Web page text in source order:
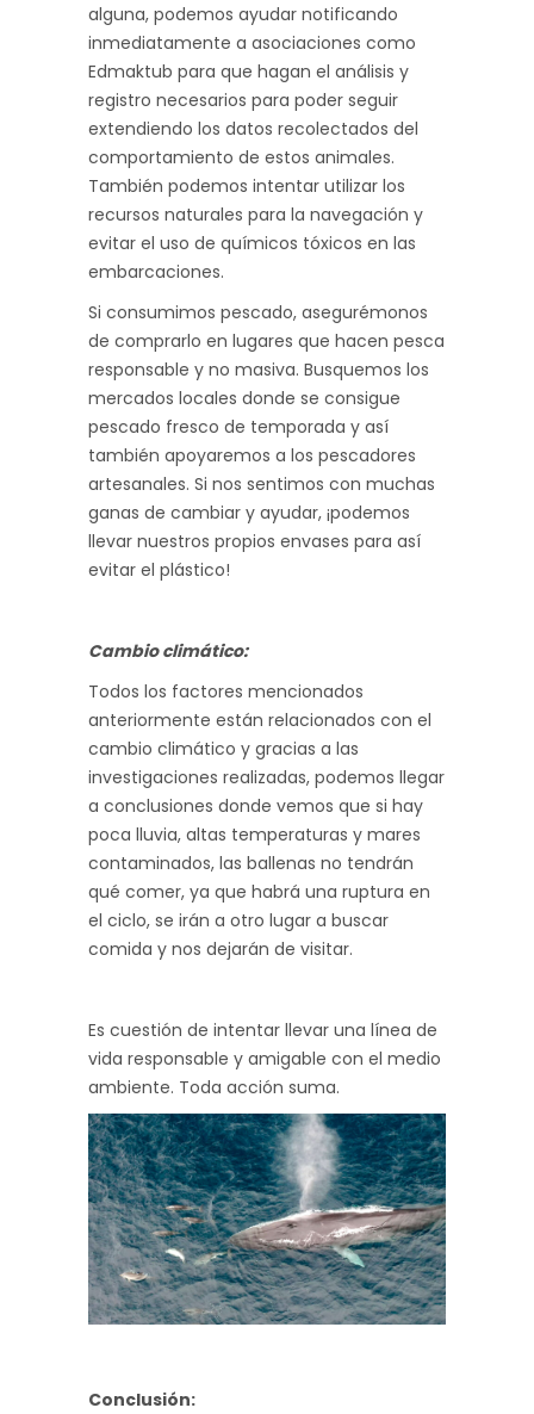
alguna, podemos ayudar notificando
inmediatamente a asociaciones como
Edmaktub para que hagan el análisis y
registro necesarios para poder seguir
extendiendo los datos recolectados del
comportamiento de estos animales.
También podemos intentar utilizar los
recursos naturales para la navegación y
evitar el uso de químicos tóxicos en las
embarcaciones.
Si consumimos pescado, asegurémonos
de comprarlo en lugares que hacen pesca
responsable y no masiva. Busquemos los
mercados locales donde se consigue
pescado fresco de temporada y así
también apoyaremos a los pescadores
artesanales. Si nos sentimos con muchas
ganas de cambiar y ayudar, ¡podemos
llevar nuestros propios envases para así
evitar el plástico!
Cambio climático:
Todos los factores mencionados
anteriormente están relacionados con el
cambio climático y gracias a las
investigaciones realizadas, podemos llegar
a conclusiones donde vemos que si hay
poca lluvia, altas temperaturas y mares
contaminados, las ballenas no tendrán
qué comer, ya que habrá una ruptura en
el ciclo, se irán a otro lugar a buscar
comida y nos dejarán de visitar.
Es cuestión de intentar llevar una línea de
vida responsable y amigable con el medio
ambiente. Toda acción suma.
Conclusión: